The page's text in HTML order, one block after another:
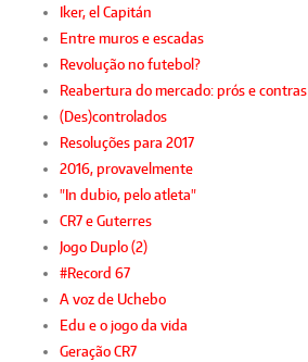
Iker, el Capitán
Entre muros e escadas
Revolução no futebol?
Reabertura do mercado: prós e contras
(Des)controlados
Resoluções para 2017
2016, provavelmente
"In dubio, pelo atleta"
CR7 e Guterres
Jogo Duplo (2)
#Record 67
A voz de Uchebo
Edu e o jogo da vida
Geração CR7